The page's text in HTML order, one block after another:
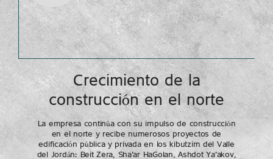
Crecimiento de la
construcción en el norte
La empresa continúa con su impulso de construcción
en el norte y recibe numerosos proyectos de
edificación pública y privada en los kibutzim del Valle
del Jordán: Beit Zera, Sha’ar HaGolan, Ashdot Ya’akov,